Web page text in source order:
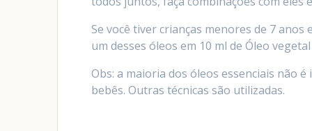
Se você tiver crianças menores de 7
um desses óleos em 10 ml de Óleo
Obs: a maioria dos óleos essenciais não
bebês. Outras técnicas são utilizadas.